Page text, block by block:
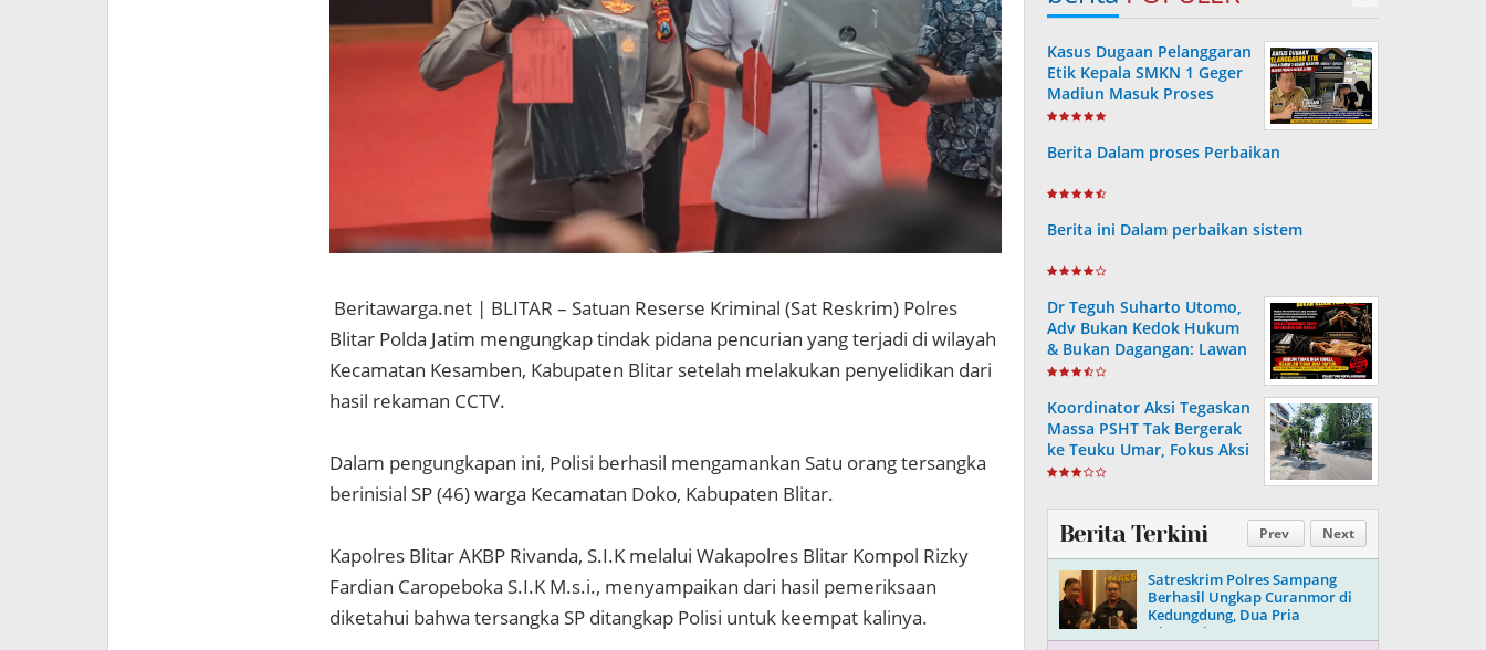
Beritawarga.net | BLITAR – Satuan Reserse Kriminal (Sat Reskrim) Polres
Blitar Polda Jatim mengungkap tindak pidana pencurian yang terjadi di wilayah
Kecamatan Kesamben, Kabupaten Blitar setelah melakukan penyelidikan dari
hasil rekaman CCTV.
Dalam pengungkapan ini, Polisi berhasil mengamankan Satu orang tersangka
berinisial SP (46) warga Kecamatan Doko, Kabupaten Blitar.
Kapolres Blitar AKBP Rivanda, S.I.K melalui Wakapolres Blitar Kompol Rizky
Fardian Caropeboka S.I.K M.s.i., menyampaikan dari hasil pemeriksaan
diketahui bahwa tersangka SP ditangkap Polisi untuk keempat kalinya.
Kasus Dugaan Pelanggaran
Etik Kepala SMKN 1 Geger
Madiun Masuk Proses
Disdik Jatim
Berita Dalam proses Perbaikan
Berita ini Dalam perbaikan sistem
Dr Teguh Suharto Utomo,
Adv Bukan Kedok Hukum
& Bukan Dagangan: Lawan
Mafia Peradilan
Koordinator Aksi Tegaskan
Massa PSHT Tak Bergerak
ke Teuku Umar, Fokus Aksi
di Polrestabes Surabaya
Prev Next
Berita Terkini
Satreskrim Polres Sampang
Berhasil Ungkap Curanmor di
Kedungdung, Dua Pria
Diamankan